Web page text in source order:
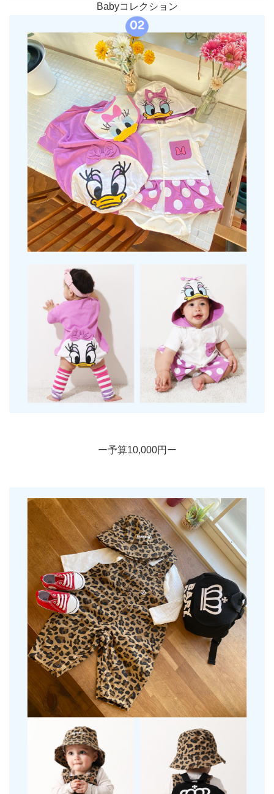
Babyコレクション
ー予算10,000円ー